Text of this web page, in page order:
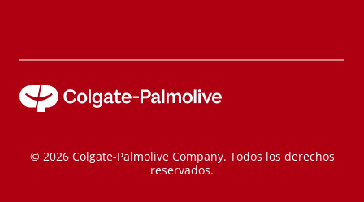
© 2026 Colgate-Palmolive Company. Todos los derechos
reservados.